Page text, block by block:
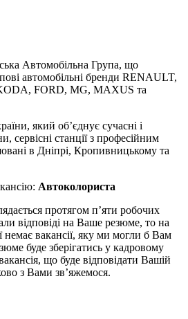
Автомобільна Група, що
автомобільні бренди RENAULT,
FORD, MG, MAXUS та
який об’єднує сучасні і
сервісні станції з професійним
в Дніпрі, Кропивницькому та
Автоколориста
протягом п’яти робочих
відповіді на Ваше резюме, то на
немає вакансії, яку ми могли б Вам
буде зберігатись у кадровому
що буде відповідати Вашій
з Вами зв’яжемося.